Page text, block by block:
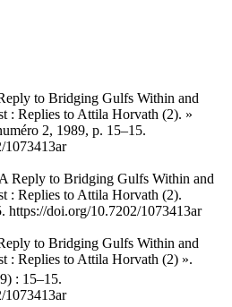
to Bridging Gulfs Within and
: Replies to Attila Horvath (2). »
2, 1989, p. 15–15.
1073413ar
Reply to Bridging Gulfs Within and
: Replies to Attila Horvath (2).
https://doi.org/10.7202/1073413ar
to Bridging Gulfs Within and
: Replies to Attila Horvath (2) ».
: 15–15.
1073413ar